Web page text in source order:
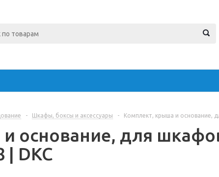
- Шкафы, боксы и аксессуары - Комплект, крыша и основание,
основание, для
| DKC